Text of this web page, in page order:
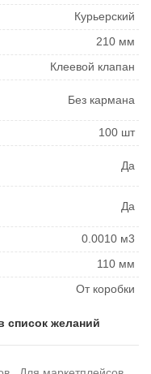
Курьерский
210 мм
Клеевой клапан
Без кармана
100 шт
Да
Да
0.0010 м3
110 мм
От коробки
список желаний